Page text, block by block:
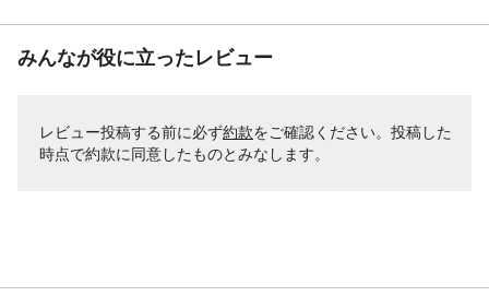
みんなが役に立ったレビュー
レビュー投稿する前に必ず約款をご確認ください。投稿した
時点で約款に同意したものとみなします。